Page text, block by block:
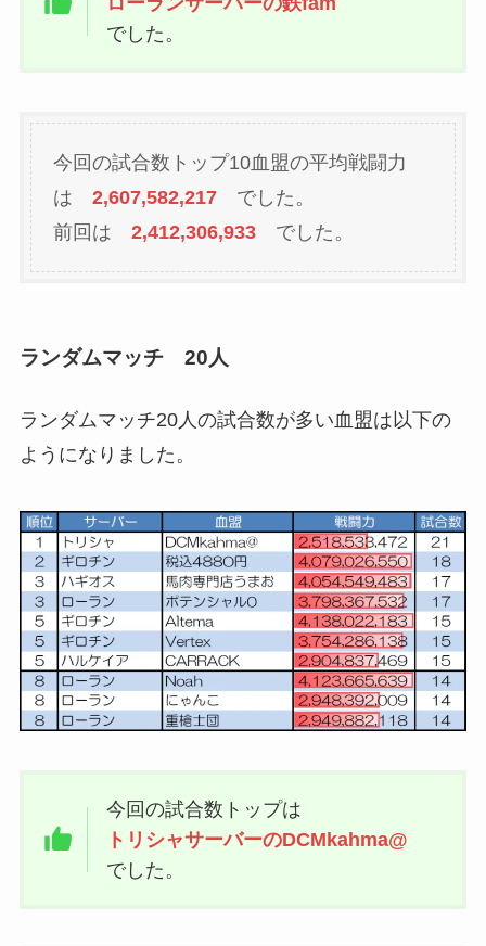
でした。
今回の試合数トップ10血盟の平均戦闘力
は 2,607,582,217でした。
前回は 2,412,306,933でした。
ランダムマッチ 20人
ランダムマッチ20人の試合数が多い血盟は以下の
ようになりました。
今回の試合数トップは
トリシャサーバーのDCMkahma@
でした。